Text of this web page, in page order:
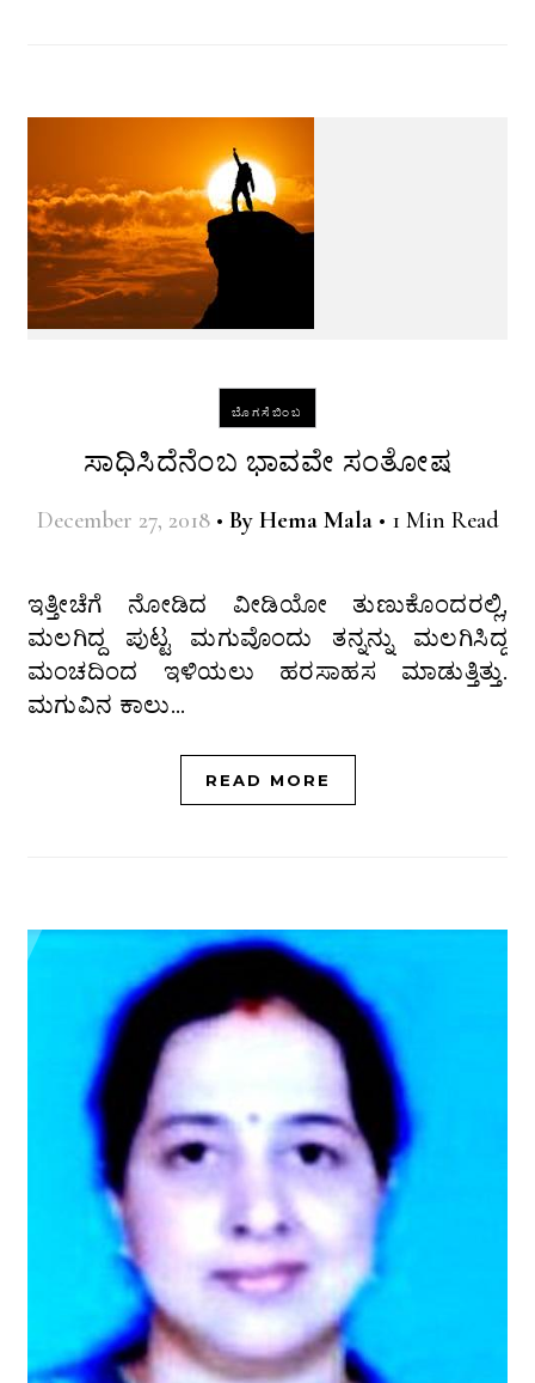
ಬೊಗಸೆಬಿಂಬ
ಸಾಧಿಸಿದೆನೆಂಬ ಭಾವವೇ ಸಂತೋಷ
December 27, 2018 • By Hema Mala • 1 Min Read
ಇತ್ತೀಚೆಗೆ ನೋಡಿದ ವೀಡಿಯೋ ತುಣುಕೊಂದರಲ್ಲಿ,
ಮಲಗಿದ್ದ ಪುಟ್ಟ ಮಗುವೊಂದು ತನ್ನನ್ನು ಮಲಗಿಸಿದ್ದ
ಮಂಚದಿಂದ ಇಳಿಯಲು ಹರಸಾಹಸ ಮಾಡುತ್ತಿತ್ತು.
ಮಗುವಿನ ಕಾಲು…
READ MORE